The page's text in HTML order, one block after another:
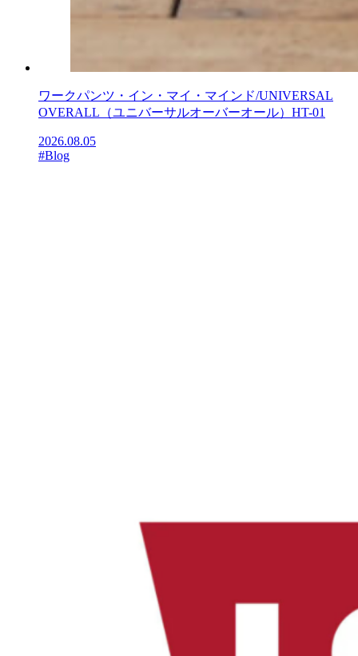
ワークパンツ・イン・マイ・マインド/UNIVERSAL
OVERALL（ユニバーサルオーバーオール）HT-01
2026.08.05
#Blog